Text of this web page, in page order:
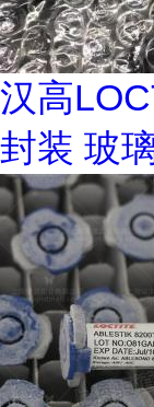
汉高
封装 玻